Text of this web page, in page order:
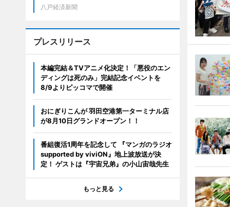
八戸経済新聞
プレスリリース
本編完結＆TVアニメ化決定！「悪役のエン
ディングは死のみ」完結記念イベントを
8/9よりピッコマで開催
おにぎりこんが 羽田空港第一ターミナル店
が8月10日グランドオープン！！
番組復活1周年を記念して 『マンガのラジオ
supported by viviON』地上波放送が決
定！ ゲストは『宇宙兄弟』の小山宙哉先生
もっと見る